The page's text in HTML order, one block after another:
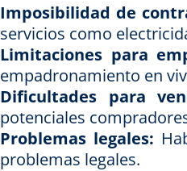
Imposibilidad de
servicios como
Limitaciones para
empadronamiento en
Dificultades para
potenciales
Problemas legales:
problemas legales.